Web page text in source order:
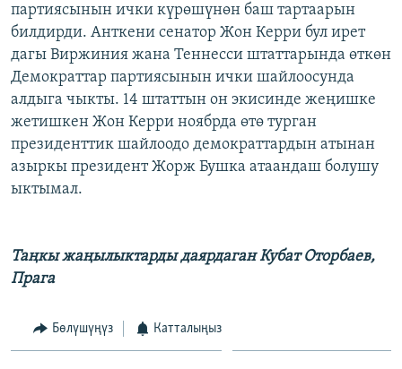
АЗАТТЫК+
ЫҢГАЙСЫЗ СУРООЛОР
ЭЕ/АРнун бардык сайттары
партиясынын ички күрөшүнөн баш тартаарын
билдирди. Анткени сенатор Жон Керри бул ирет
дагы Виржиния жана Теннесси штаттарында өткөн
Демократтар партиясынын ички шайлоосунда
алдыга чыкты. 14 штаттын он экисинде жеңишке
жетишкен Жон Керри ноябрда өтө турган
президенттик шайлоодо демократтардын атынан
азыркы президент Жорж Бушка атаандаш болушу
ыктымал.
Таңкы жаңылыктарды даярдаган Кубат Оторбаев,
Прага
Бөлүшүңүз Катталыңыз